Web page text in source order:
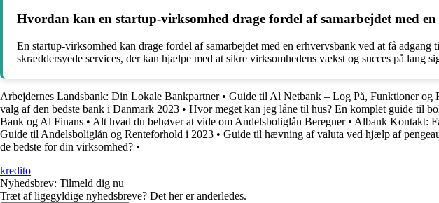
Hvordan kan en startup-virksomhed drage fordel af samarbejdet med
En startup-virksomhed kan drage fordel af samarbejdet med en erhvervsbank ved at få
skræddersyede services, der kan hjælpe med at sikre virksomhedens vækst og succes på lang
Arbejdernes Landsbank: Din Lokale Bankpartner• Guide til Al Netbank – Log På, Funktioner og
valg af den bedste bank i Danmark 2023 • Hvor meget kan jeg låne til hus? En komplet guide til
Bank og Al Finans • Alt hvad du behøver at vide om Andelsboliglån Beregner• Albank Kontakt:
Guide til Andelsboliglån og Renteforhold i 2023 • Guide til hævning af valuta ved hjælp af
de bedste for din virksomhed? •
kredito
Nyhedsbrev: Tilmeld dig nu
Træt af ligegyldige nyhedsbreve? Det her er anderledes.